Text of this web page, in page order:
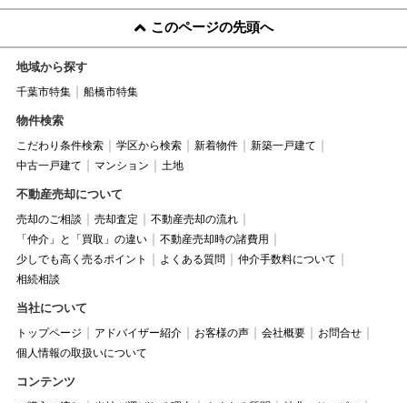
このページの先頭へ
地域から探す
千葉市特集 船橋市特集
物件検索
こだわり条件検索 学区から検索 新着物件
新築一戸建て
中古一戸建て
マンション 土地
不動産売却について
売却のご相談 売却査定
不動産売却の流れ
「仲介」と「買取」の違い
不動産売却時の諸費用
少しでも高く売るポイント
よくある質問
仲介手数料について
相続相談
当社について
トップページ アドバイザー紹介 お客様の声 会社概要
お問合せ
個人情報の取扱いについて
コンテンツ